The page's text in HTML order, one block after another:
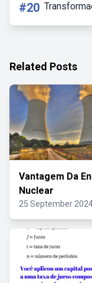
#20
Related Posts
Vantagem Da
Nuclear
25 September